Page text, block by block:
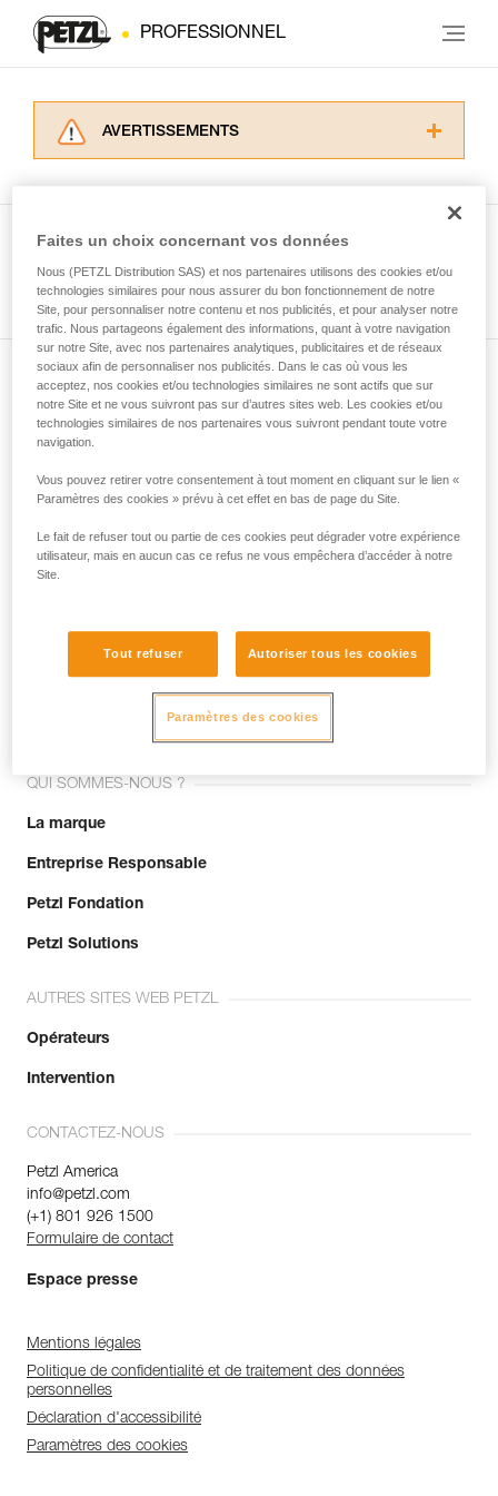
PROFESSIONNEL
AVERTISSEMENTS
informations de la notice technique pour
d’informations.
Maîtriser ces techniques nécessite une
formation et un entraînement spécifique. Validez
avec un professionnel votre capacité à refaire
la manipulation, seul, en toute sécurité, avant
de la reproduire en autonomie.
Nous donnons des exemples de techniques
Voir tous les conseils
Abonnez-vous à la newsletter
et restez connecté à notre actualité
Email *
Rejoignez la communauté !
QUI SOMMES-NOUS ?
La marque
Entreprise Responsable
Petzl Fondation
Petzl Solutions
AUTRES SITES WEB PETZL
Opérateurs
Intervention
CONTACTEZ-NOUS
Petzl America
info@petzl.com
(+1) 801 926 1500
Formulaire de contact
Espace presse
Mentions légales
Politique de confidentialité et de traitement des données
personnelles
Déclaration d'accessibilité
Paramètres des cookies
Faites un choix concernant vos données
Nous (PETZL Distribution SAS) et nos partenaires utilisons des cookies et/ou
technologies similaires pour nous assurer du bon fonctionnement de notre
Site, pour personnaliser notre contenu et nos publicités, et pour analyser notre
trafic. Nous partageons également des informations, quant à votre navigation
sur notre Site, avec nos partenaires analytiques, publicitaires et de réseaux
sociaux afin de personnaliser nos publicités. Dans le cas où vous les
acceptez, nos cookies et/ou technologies similaires ne sont actifs que sur
notre Site et ne vous suivront pas sur d’autres sites web. Les cookies et/ou
technologies similaires de nos partenaires vous suivront pendant toute votre
navigation.
Vous pouvez retirer votre consentement à tout moment en cliquant sur le lien «
Paramètres des cookies » prévu à cet effet en bas de page du Site.
Le fait de refuser tout ou partie de ces cookies peut dégrader votre expérience
utilisateur, mais en aucun cas ce refus ne vous empêchera d’accéder à notre
Site.
Tout refuser Autoriser tous les cookies
Paramètres des cookies